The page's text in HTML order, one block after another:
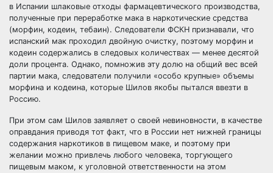
в Испании шлаковые отходы фармацевтического производства,
полученные при переработке мака в наркотические средства
(морфин, кодеин, тебаин). Следователи ФСКН признавали, что
испанский мак проходил двойную очистку, поэтому морфин и
кодеин содержались в следовых количествах — менее десятой
доли процента. Однако, помножив эту долю на общий вес всей
партии мака, следователи получили «особо крупные» объемы
морфина и кодеина, которые Шилов якобы пытался ввезти в
Россию.
При этом сам Шилов заявляет о своей невиновности, в качестве
оправдания приводя тот факт, что в России нет нижней границы
содержания наркотиков в пищевом маке, и поэтому при
желании можно привлечь любого человека, торгующего
пищевым маком, к уголовной ответственности на этом